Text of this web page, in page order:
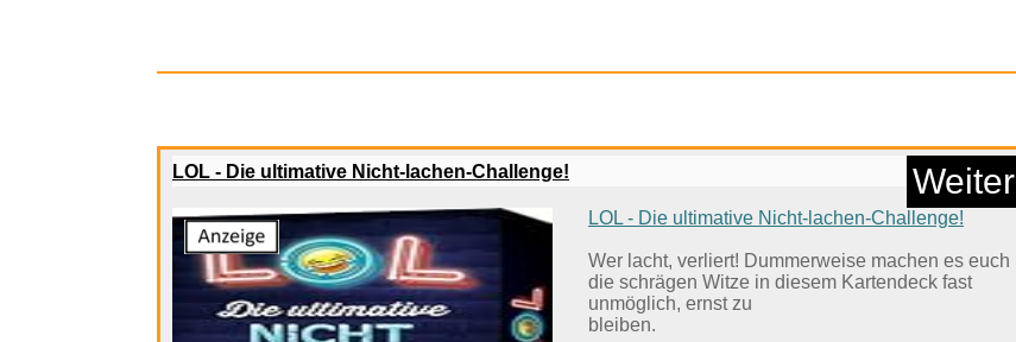
Rusti...
Anzeige
LOL - Die ultimative Nicht-lachen-Challenge! Weiter
LOL - Die ultimative Nicht-lachen-Challenge!
Wer lacht, verliert! Dummerweise machen es euch
die schrägen Witze in diesem Kartendeck fast
unmöglich, ernst zu
bleiben.